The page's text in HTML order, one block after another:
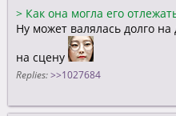
> Как она могла его
Ну может валялась долго
на сцену
Replies: >>1027684